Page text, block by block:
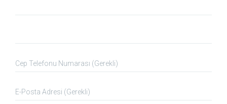
YÖKDİL -
YDS
KURSU
YÖKDİL - YDS KURSU
Kimlik
Kimlik
Cep
Telefonu
e-
Posta